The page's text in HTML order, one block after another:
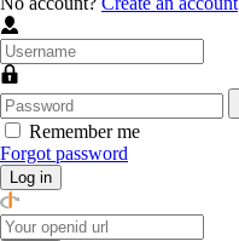
Remember me
Forgot password
Log in